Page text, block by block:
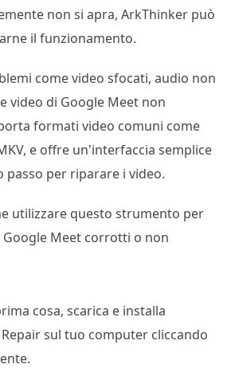
non si apra, ArkThinker può
il funzionamento.
come video sfocati, audio non
video di Google Meet non
formati video comuni come
e offre un'interfaccia semplice
passo per riparare i video.
utilizzare questo strumento per
Meet corrotti o non
cosa, scarica e installa
sul tuo computer cliccando